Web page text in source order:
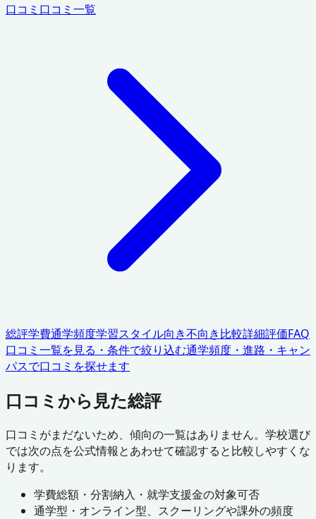
口コミ 口コミ一覧
総評学費通学頻度学習スタイル向き不向き比較詳細評価FAQ
口コミ一覧を見る・条件で絞り込む通学頻度・進路・キャン
パスで口コミを探せます
口コミから見た総評
口コミがまだないため、傾向の一覧はありません。学校選び
では次の点を公式情報とあわせて確認すると比較しやすくな
ります。
学費総額・分割納入・就学支援金の対象可否
通学型・オンライン型、スクーリングや課外の頻度